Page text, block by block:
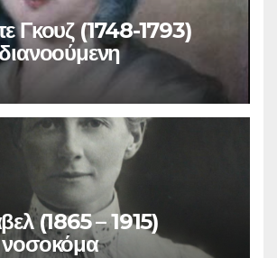
Γκουζ (1748-1793)
(1865 – 1915)